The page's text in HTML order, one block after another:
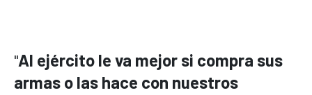
"Al ejército le va mejor si compra sus
armas o las hace con nuestros